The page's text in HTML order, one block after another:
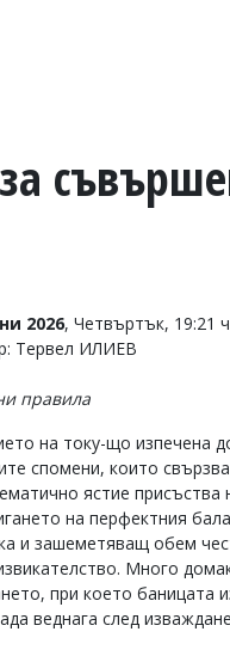
2026, Четвъртък, 19:21
Тервел ИЛИЕВ
правила
на току-що изпечена
спомени, които
ястие присъства
на перфектния
и зашеметяващ обем
Много
при което баницата
веднага след